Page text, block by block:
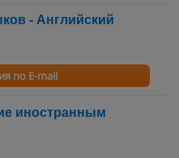
- Английский
по E-mail
иностранным